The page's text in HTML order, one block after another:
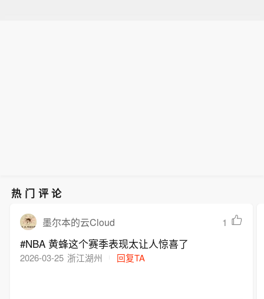
热门评论
墨尔本的云Cloud 1
#NBA 黄蜂这个赛季表现太让人惊喜了
2026-03-25 浙江湖州 回复TA